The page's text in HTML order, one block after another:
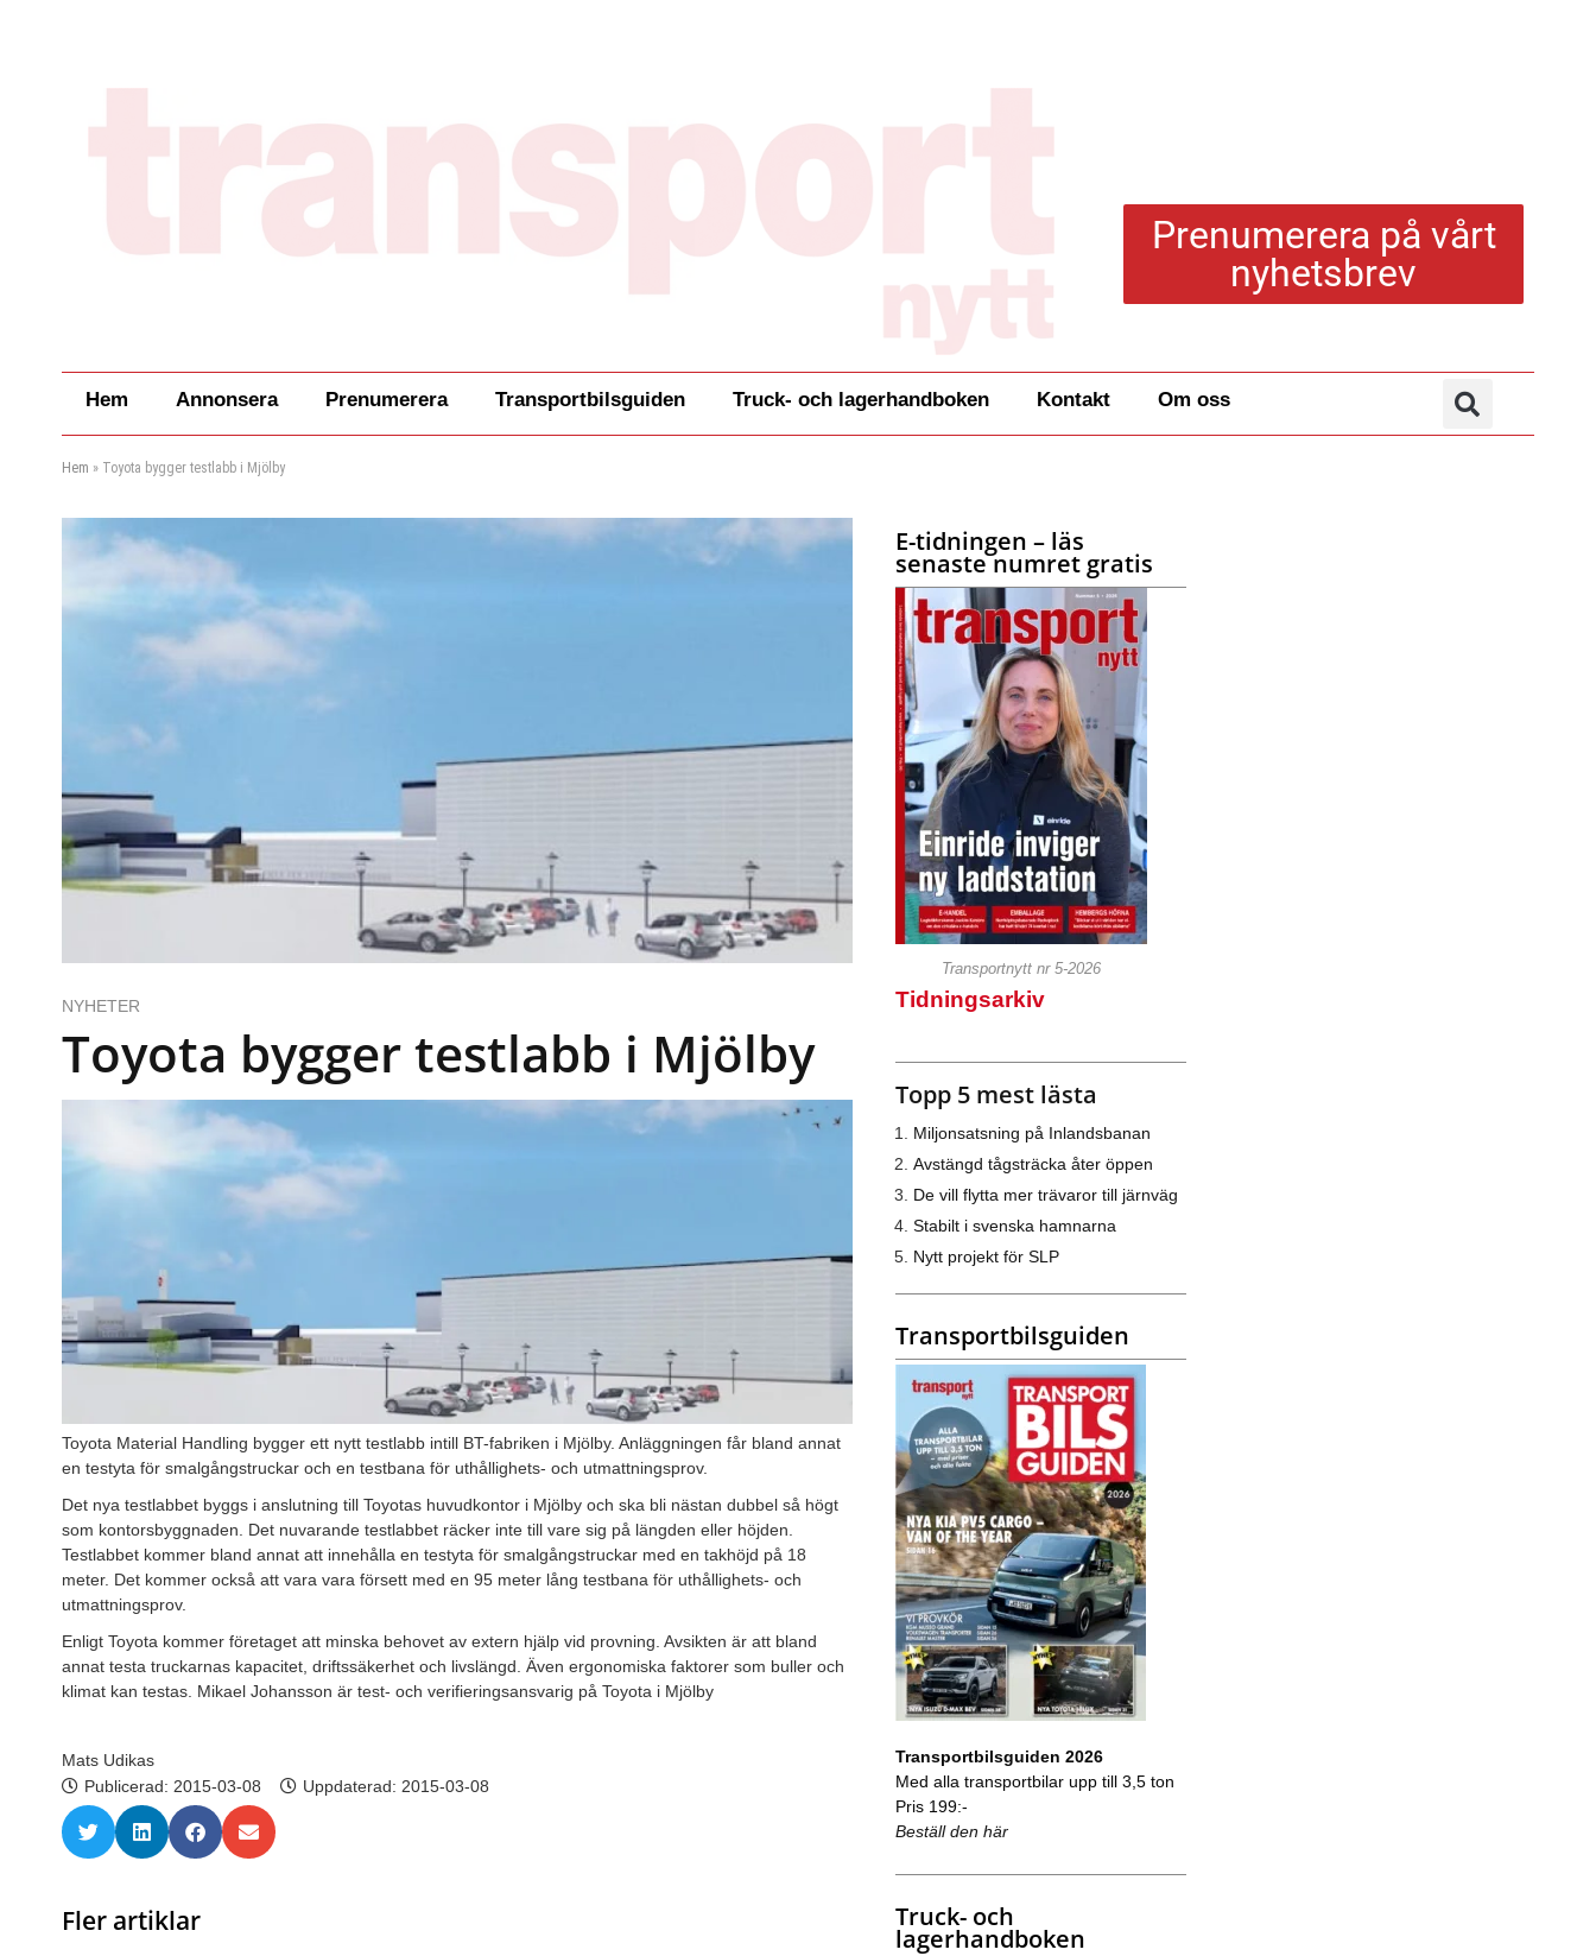
Prenumerera på vårt
nyhetsbrev
Hem Annonsera Prenumerera Transportbilsguiden Truck- och lagerhandboken Kontakt Om oss
Hem » Toyota bygger testlabb i Mjölby
NYHETER
Toyota bygger testlabb i Mjölby
Toyota Material Handling bygger ett nytt testlabb intill BT-fabriken i Mjölby. Anläggningen får bland annat
en testyta för smalgångstruckar och en testbana för uthållighets- och utmattningsprov.
Det nya testlabbet byggs i anslutning till Toyotas huvudkontor i Mjölby och ska bli nästan dubbel så högt
som kontorsbyggnaden. Det nuvarande testlabbet räcker inte till vare sig på längden eller höjden.
Testlabbet kommer bland annat att innehålla en testyta för smalgångstruckar med en takhöjd på 18
meter. Det kommer också att vara vara försett med en 95 meter lång testbana för uthållighets- och
utmattningsprov.
Enligt Toyota kommer företaget att minska behovet av extern hjälp vid provning. Avsikten är att bland
annat testa truckarnas kapacitet, driftssäkerhet och livslängd. Även ergonomiska faktorer som buller och
klimat kan testas. Mikael Johansson är test- och verifieringsansvarig på Toyota i Mjölby
Mats Udikas
Publicerad: 2015-03-08 Uppdaterad: 2015-03-08
Fler artiklar
E-tidningen – läs
senaste numret gratis
Transportnytt nr 5-2026
Tidningsarkiv
Topp 5 mest lästa
Miljonsatsning på Inlandsbanan
Avstängd tågsträcka åter öppen
De vill flytta mer trävaror till järnväg
Stabilt i svenska hamnarna
Nytt projekt för SLP
Transportbilsguiden
Transportbilsguiden 2026
Med alla transportbilar upp till 3,5 ton
Pris 199:-
Beställ den här
Truck- och
lagerhandboken